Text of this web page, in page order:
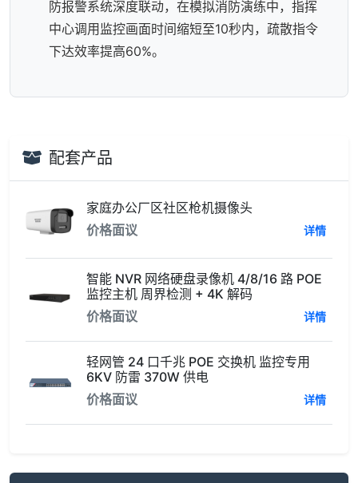
防报警系统深度联动，在模拟消防演练中，指挥
中心调用监控画面时间缩短至10秒内，疏散指令
下达效率提高60%。
配套产品
家庭办公厂区社区枪机摄像头
价格面议
详情
智能 NVR 网络硬盘录像机 4/8/16 路 POE
监控主机 周界检测 + 4K 解码
价格面议
详情
轻网管 24 口千兆 POE 交换机 监控专用
6KV 防雷 370W 供电
价格面议
详情